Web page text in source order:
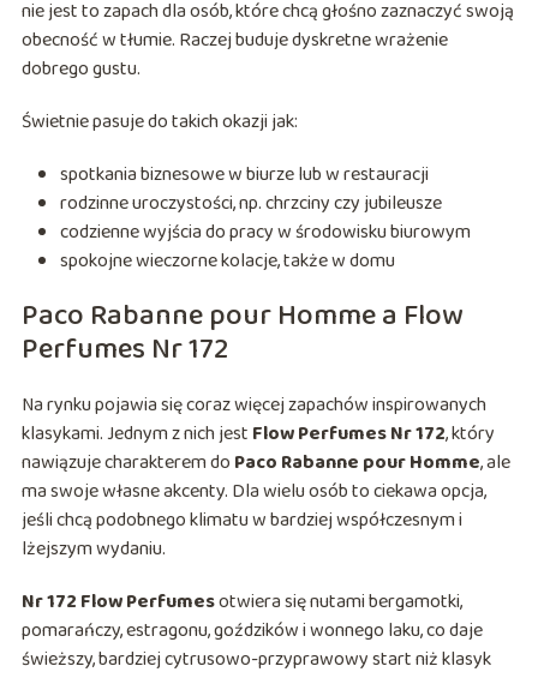
nie jest to zapach dla osób, które chcą głośno zaznaczyć swoją
obecność w tłumie. Raczej buduje dyskretne wrażenie
dobrego gustu.
Świetnie pasuje do takich okazji jak:
spotkania biznesowe w biurze lub w restauracji
rodzinne uroczystości, np. chrzciny czy jubileusze
codzienne wyjścia do pracy w środowisku biurowym
spokojne wieczorne kolacje, także w domu
Paco Rabanne pour Homme a Flow
Perfumes Nr 172
Na rynku pojawia się coraz więcej zapachów inspirowanych
klasykami. Jednym z nich jest Flow Perfumes Nr 172, który
nawiązuje charakterem do Paco Rabanne pour Homme, ale
ma swoje własne akcenty. Dla wielu osób to ciekawa opcja,
jeśli chcą podobnego klimatu w bardziej współczesnym i
lżejszym wydaniu.
Nr 172 Flow Perfumesotwiera się nutami bergamotki,
pomarańczy, estragonu, goździków i wonnego laku, co daje
świeższy, bardziej cytrusowo-przyprawowy start niż klasyk